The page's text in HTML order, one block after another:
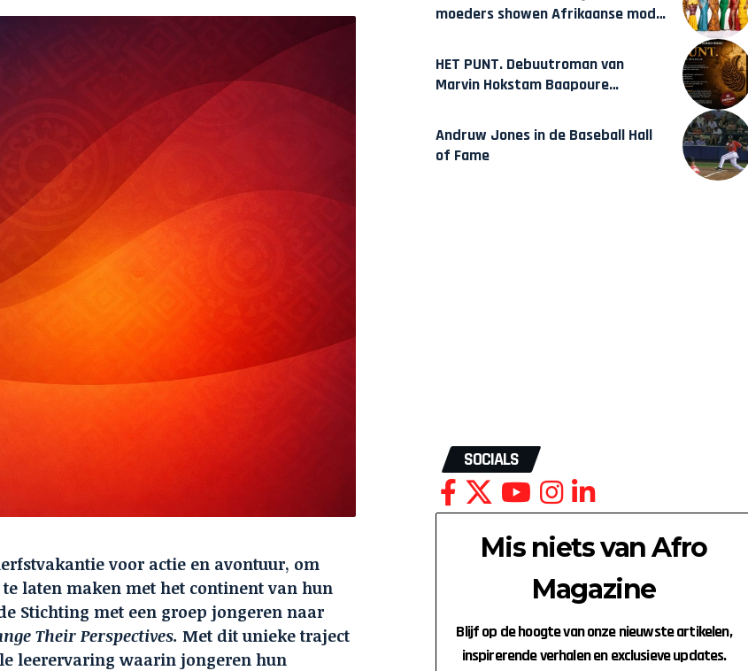
voor actie en avontuur, om
laten maken met het continent van hun
Stichting met een groep jongeren naar
Their Perspectives.Met dit unieke traject
leerervaring waarin jongeren hun
moeders showen Afrikaanse mode
HET PUNT. Debuutroman van
Marvin Hokstam Baapoure
Andruw Jones in de Baseball Hall
of Fame
SOCIALS
Mis niets van Afro
Magazine
Blijf op de hoogte van onze nieuwste artikelen,
inspirerende verhalen en exclusieve updates.